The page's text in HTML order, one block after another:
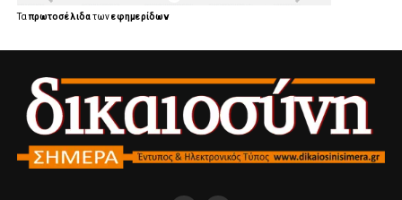
Ταπρωτοσέλιδατωνεφημερίδων